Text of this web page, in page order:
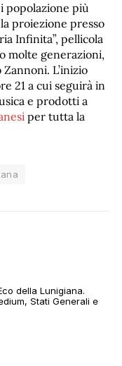
popolazione più
proiezione presso
Infinita”, pellicola
molte generazioni,
L’inizio
21 a cui seguirà in
e prodotti a
per tutta la
della Lunigiana.
Stati Generali e